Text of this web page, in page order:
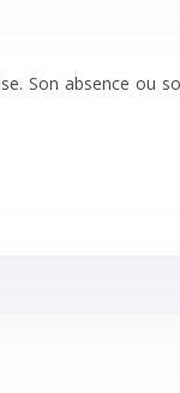
Son absence